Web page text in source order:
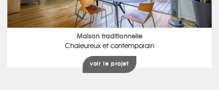
Maison traditionnelle
Chaleureux et contemporain
voir le projet